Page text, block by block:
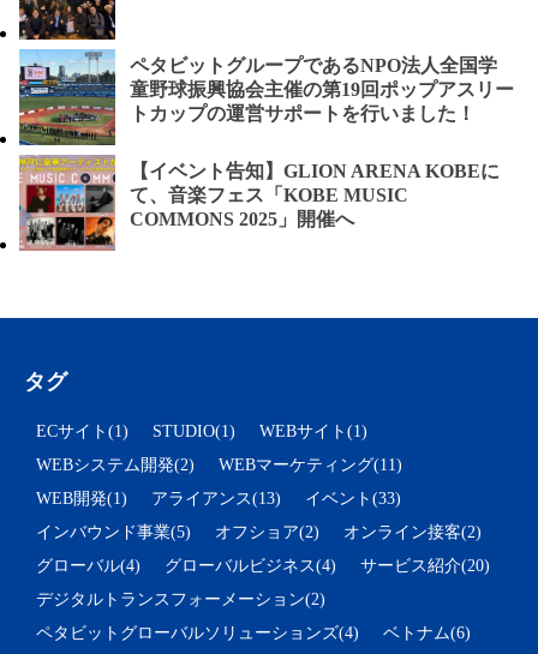
ペタビットグループであるNPO法人全国学
童野球振興協会主催の第19回ポップアスリー
トカップの運営サポートを行いました！
【イベント告知】GLION ARENA KOBEに
て、音楽フェス「KOBE MUSIC
COMMONS 2025」開催へ
タグ
ECサイト(1) STUDIO(1)
WEBサイト(1)
WEBシステム開発(2)
WEBマーケティング(11)
WEB開発(1)
アライアンス(13)
イベント(33)
インバウンド事業(5)
オフショア(2)
オンライン接客(2)
グローバル(4)
グローバルビジネス(4)
サービス紹介(20)
デジタルトランスフォーメーション(2)
ペタビットグローバルソリューションズ(4)
ベトナム(6)